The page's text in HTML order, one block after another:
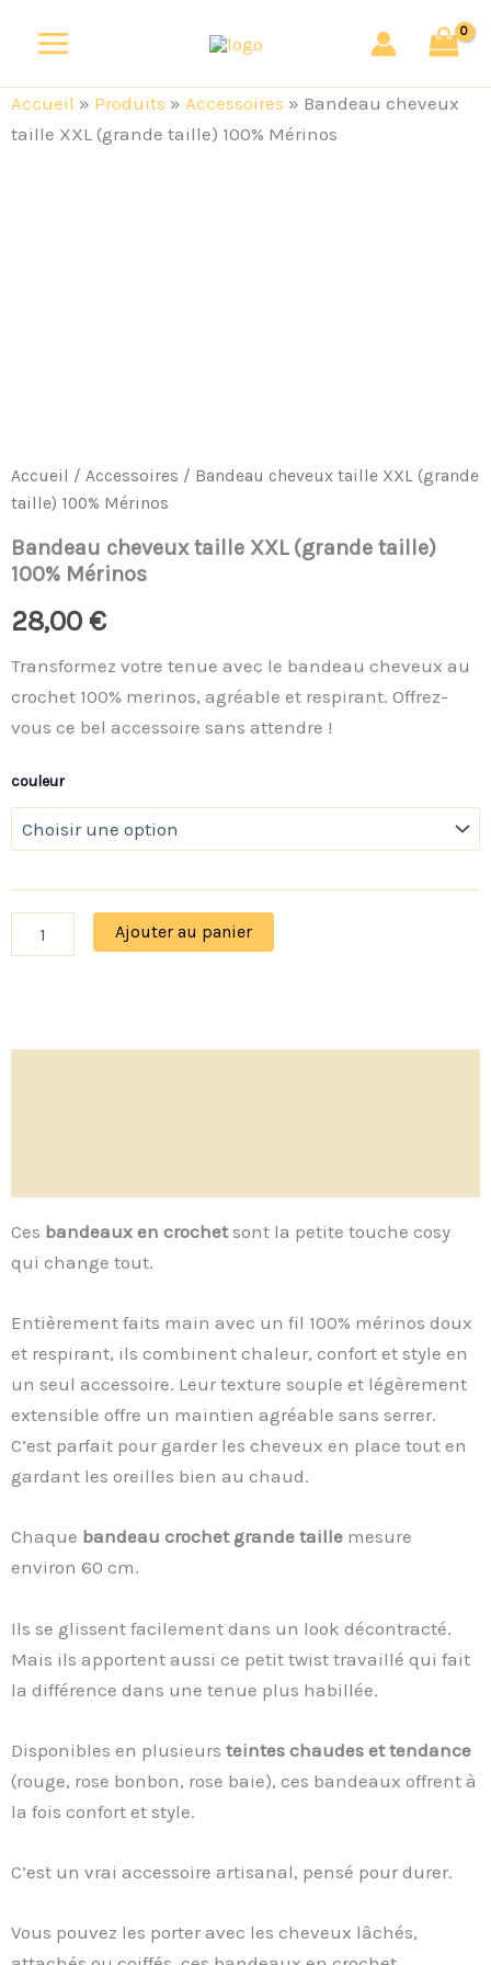
Accueil » Produits » Accessoires » Bandeau cheveux
taille XXL (grande taille) 100% Mérinos
Accueil / Accessoires / Bandeau cheveux taille XXL (grande
taille) 100% Mérinos
Bandeau cheveux taille XXL (grande taille)
100% Mérinos
28,00 €
Transformez votre tenue avec le bandeau cheveux au
crochet 100% merinos, agréable et respirant. Offrez-
vous ce bel accessoire sans attendre !
couleur
Ajouter au panier
Ces bandeaux en crochetsont la petite touche cosy
qui change tout.
Entièrement faits main avec un fil 100% mérinos doux
et respirant, ils combinent chaleur, confort et style en
un seul accessoire. Leur texture souple et légèrement
extensible offre un maintien agréable sans serrer.
C’est parfait pour garder les cheveux en place tout en
gardant les oreilles bien au chaud.
Chaque bandeau crochet grande taille mesure
environ 60 cm.
Ils se glissent facilement dans un look décontracté.
Mais ils apportent aussi ce petit twist travaillé qui fait
la différence dans une tenue plus habillée.
Disponibles en plusieurs teintes chaudes et tendance
(rouge, rose bonbon, rose baie), ces bandeaux offrent à
la fois confort et style.
C’est un vrai accessoire artisanal, pensé pour durer.
Vous pouvez les porter avec les cheveux lâchés,